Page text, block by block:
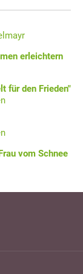
erleichtern
für den Frieden"
vom Schnee